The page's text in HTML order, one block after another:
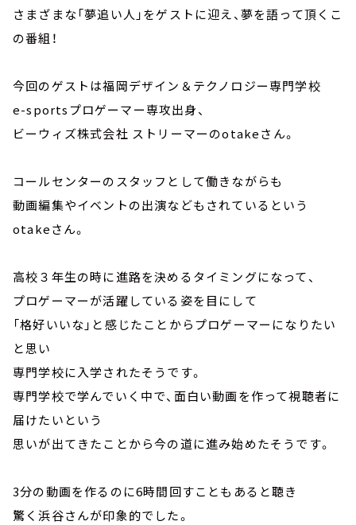
さまざまな「夢追い人」をゲストに迎え、夢を語って頂くこ
の番組！
今回のゲストは福岡デザイン＆テクノロジー専門学校
e-sportsプロゲーマー専攻出身、
ビーウィズ株式会社 ストリーマーのotakeさん。
コールセンターのスタッフとして働きながらも
動画編集やイベントの出演などもされているという
otakeさん。
高校３年生の時に進路を決めるタイミングになって、
プロゲーマーが活躍している姿を目にして
「格好いいな」と感じたことからプロゲーマーになりたい
と思い
専門学校に入学されたそうです。
専門学校で学んでいく中で、面白い動画を作って視聴者に
届けたいという
思いが出てきたことから今の道に進み始めたそうです。
3分の動画を作るのに6時間回すこともあると聴き
驚く浜谷さんが印象的でした。